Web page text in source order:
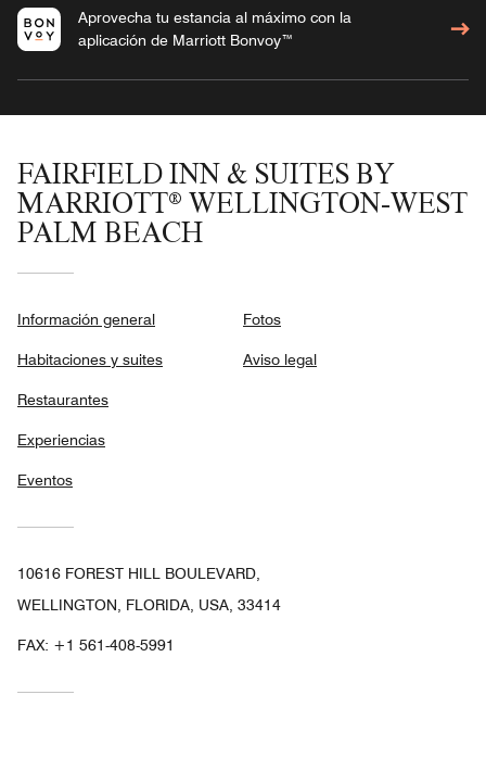
Aprovecha tu estancia al máximo con la
aplicación de Marriott Bonvoy™
FAIRFIELD INN & SUITES BY
MARRIOTT® WELLINGTON-WEST
PALM BEACH
Información general
Habitaciones y suites
Restaurantes
Experiencias
Eventos
Fotos
Aviso legal
10616 FOREST HILL BOULEVARD,
WELLINGTON, FLORIDA, USA, 33414
FAX: +1 561-408-5991